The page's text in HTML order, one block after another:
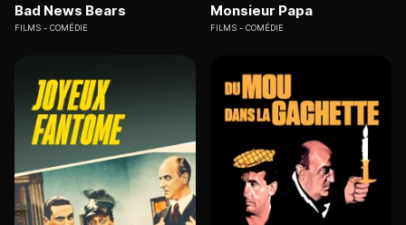
Bad News Bears
FILMS COMÉDIE
Monsieur Papa
FILMS COMÉDIE